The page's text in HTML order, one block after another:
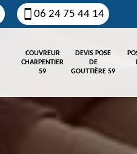
06 24 75 44 14
COUVREUR
CHARPENTIER
59
DEVIS POSE
DE
GOUTTIÈRE 59